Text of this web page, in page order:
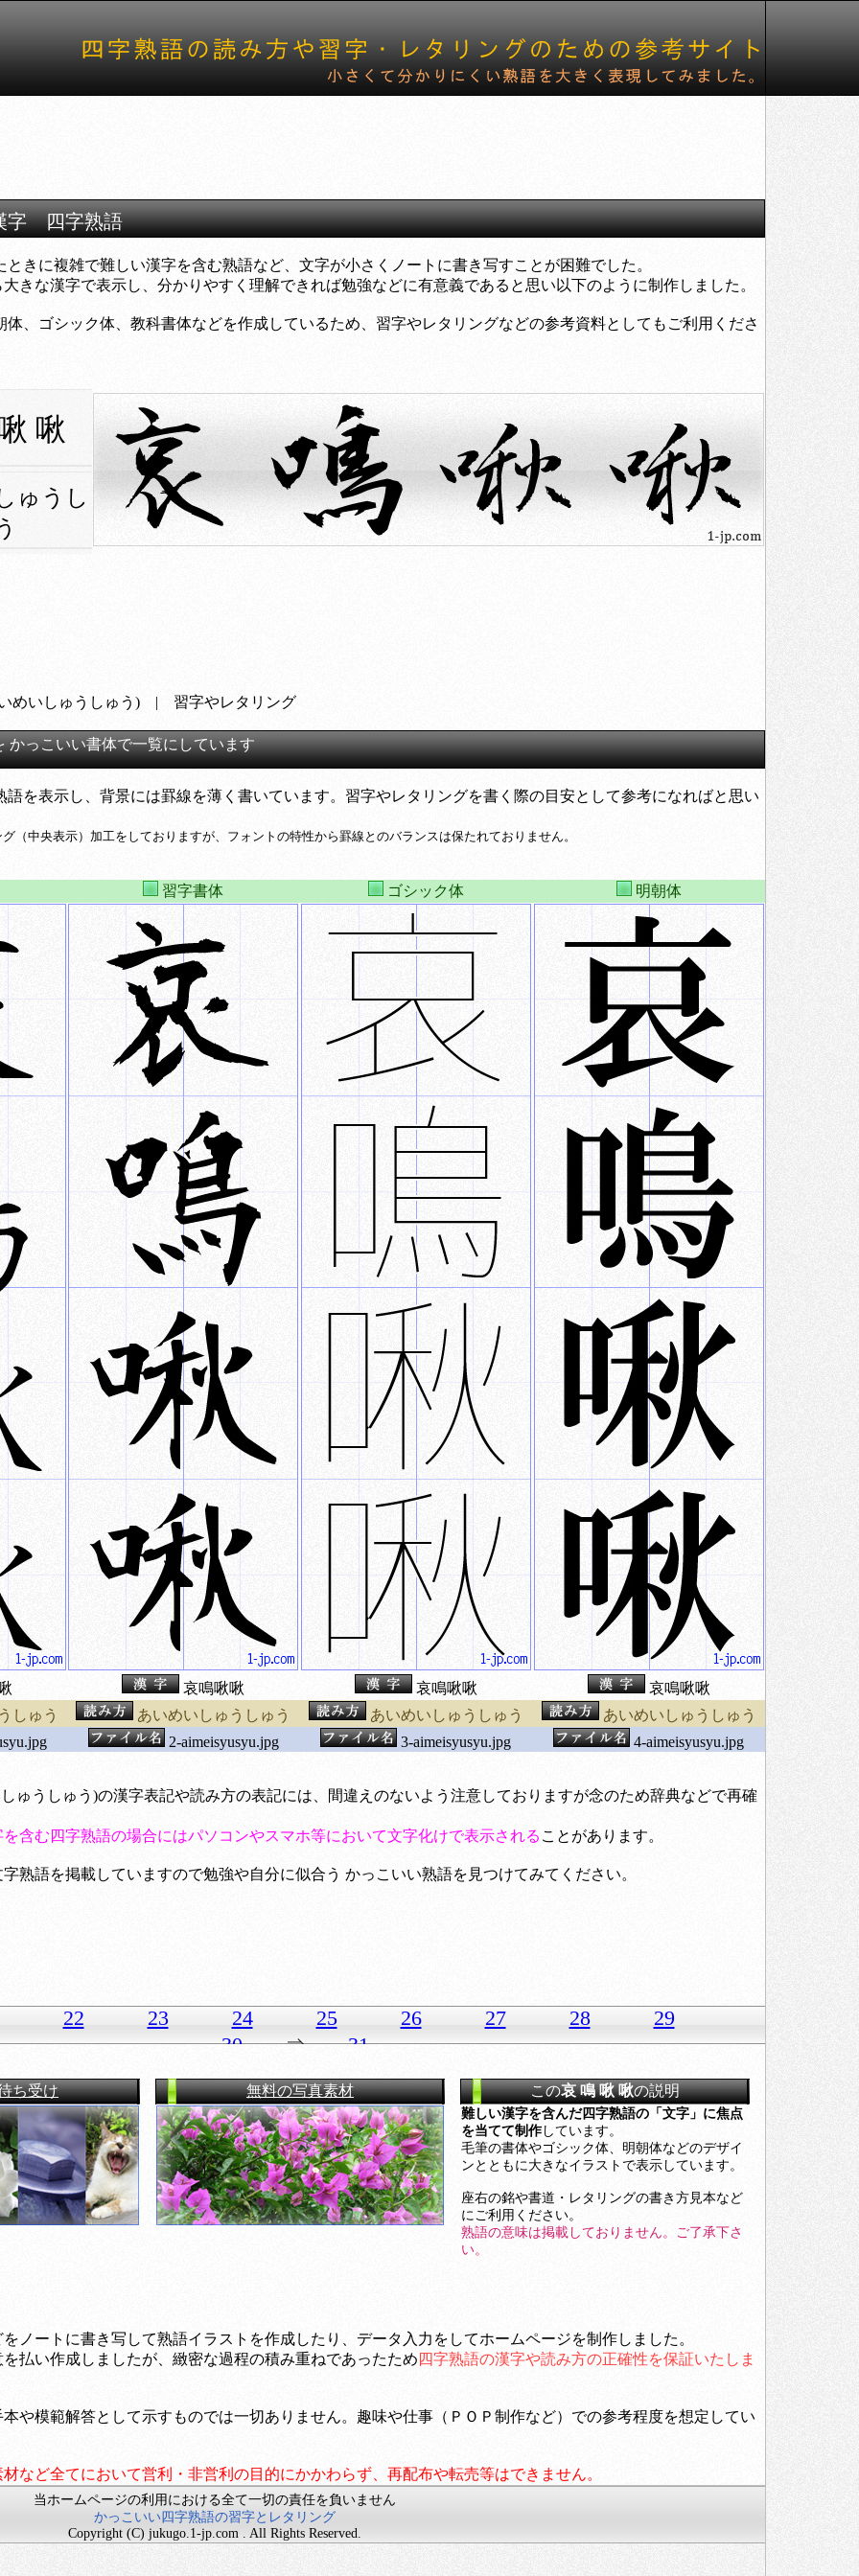
字 四字熟語
きに複雑で難しい漢字を含む熟語など、文字が小さくノートに書き写すことが困難でした。
な漢字で表示し、分かりやすく理解できれば勉強などに有意義であると思い以下のように制作しました。
、ゴシック体、教科書体などを作成しているため、習字やレタリングなどの参考資料としてもご利用くださ
啾
ゅうし
めいしゅうしゅう) | 習字やレタリング
かっこいい書体で一覧にしています
を表示し、背景には罫線を薄く書いています。習字やレタリングを書く際の目安として参考になればと思い
（中央表示）加工をしておりますが、フォントの特性から罫線とのバランスは保たれておりません。
習字書体 ゴシック体 明朝体
哀鳴啾啾 哀鳴啾啾
哀鳴啾啾
しゅう
あいめいしゅうしゅう あいめいしゅうしゅう
あいめいしゅうしゅう
2-aimeisyusyu.jpg 3-aimeisyusyu.jpg 4-aimeisyusyu.jpg
ゅうしゅう)の漢字表記や読み方の表記には、間違えのないよう注意しておりますが念のため辞典などで再確
含む四字熟語の場合にはパソコンやスマホ等において文字化けで表示される ことがあります。
語を掲載していますので勉強や自分に似合う かっこいい熟語を見つけてみてください。
22 23 24 25 26 27 28
29
30⇒31
ち受け 無料の写真素材 この哀 鳴 啾 啾の説明
難しい漢字を含んだ四字熟語の「文字」に焦点
を当てて制作しています。
毛筆の書体やゴシック体、明朝体などのデザイ
ンとともに大きなイラストで表示しています。
座右の銘や書道・レタリングの書き方見本など
にご利用ください。
熟語の意味は掲載しておりません。ご了承下さ
い。
ノートに書き写して熟語イラストを作成したり、データ入力をしてホームページを制作しました。
払い作成しましたが、緻密な過程の積み重ねであったため 四字熟語の漢字や読み方の正確性を保証いたしま
や模範解答として示すものでは一切ありません。趣味や仕事（ＰＯＰ制作など）での参考程度を想定してい
など全てにおいて営利・非営利の目的にかかわらず、再配布や転売等はできません。
当ホームページの利用における全て一切の責任を負いません
かっこいい四字熟語の習字とレタリング
Copyright (C) jukugo.1-jp.com . All Rights Reserved.